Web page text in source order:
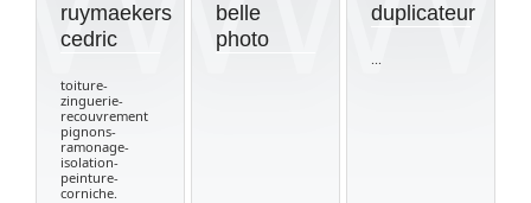
ruymaekers
cedric
toiture-
zinguerie-
recouvrement
pignons-
ramonage-
isolation-
peinture-
corniche.
belle
photo
duplicateur
...